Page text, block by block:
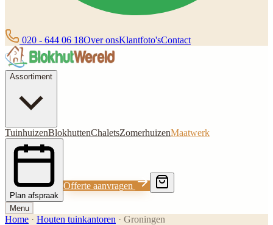
020 - 644 06 18Over onsKlantfoto'sContact
Assortiment
TuinhuizenBlokhuttenChaletsZomerhuizenMaatwerk
Plan afspraak
Offerte aanvragen
Menu
Home · Houten tuinkantoren · Groningen